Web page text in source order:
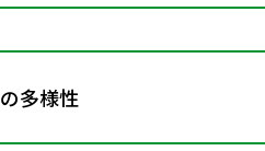
多様性